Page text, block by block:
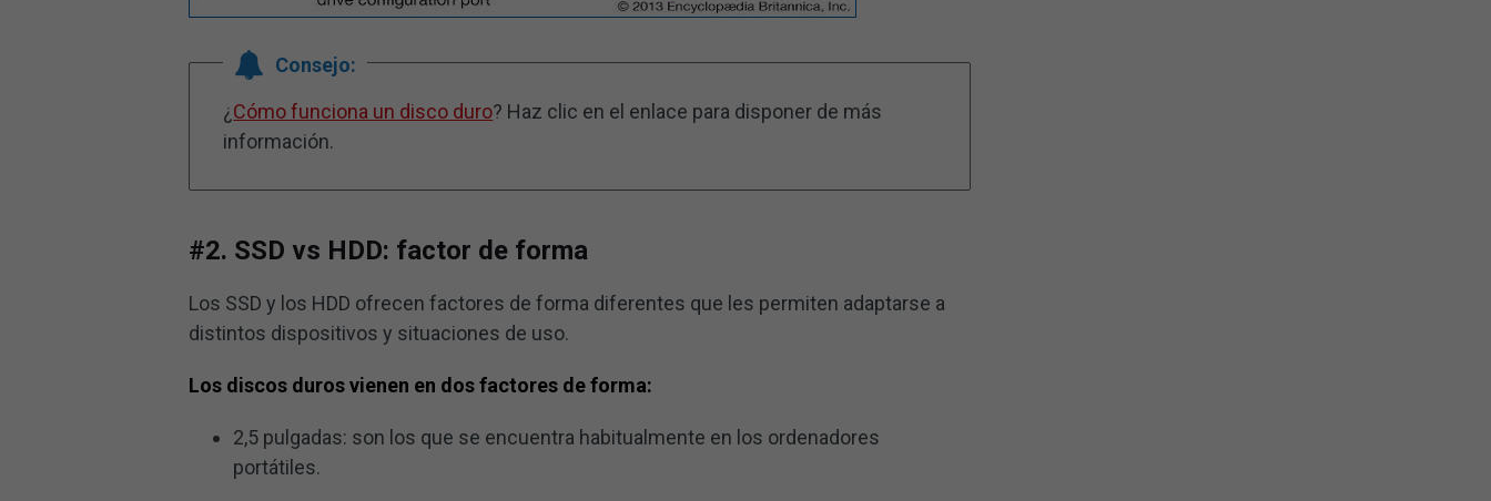
Consejo:
¿Cómo funciona un disco duro? Haz clic en el enlace para disponer de más
información.
#2. SSD vs HDD: factor de forma
Los SSD y los HDD ofrecen factores de forma diferentes que les permiten adaptarse a
distintos dispositivos y situaciones de uso.
Los discos duros vienen en dos factores de forma:
2,5 pulgadas: son los que se encuentra habitualmente en los ordenadores
portátiles.